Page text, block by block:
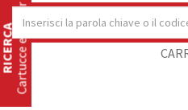
Cartucce e Toner